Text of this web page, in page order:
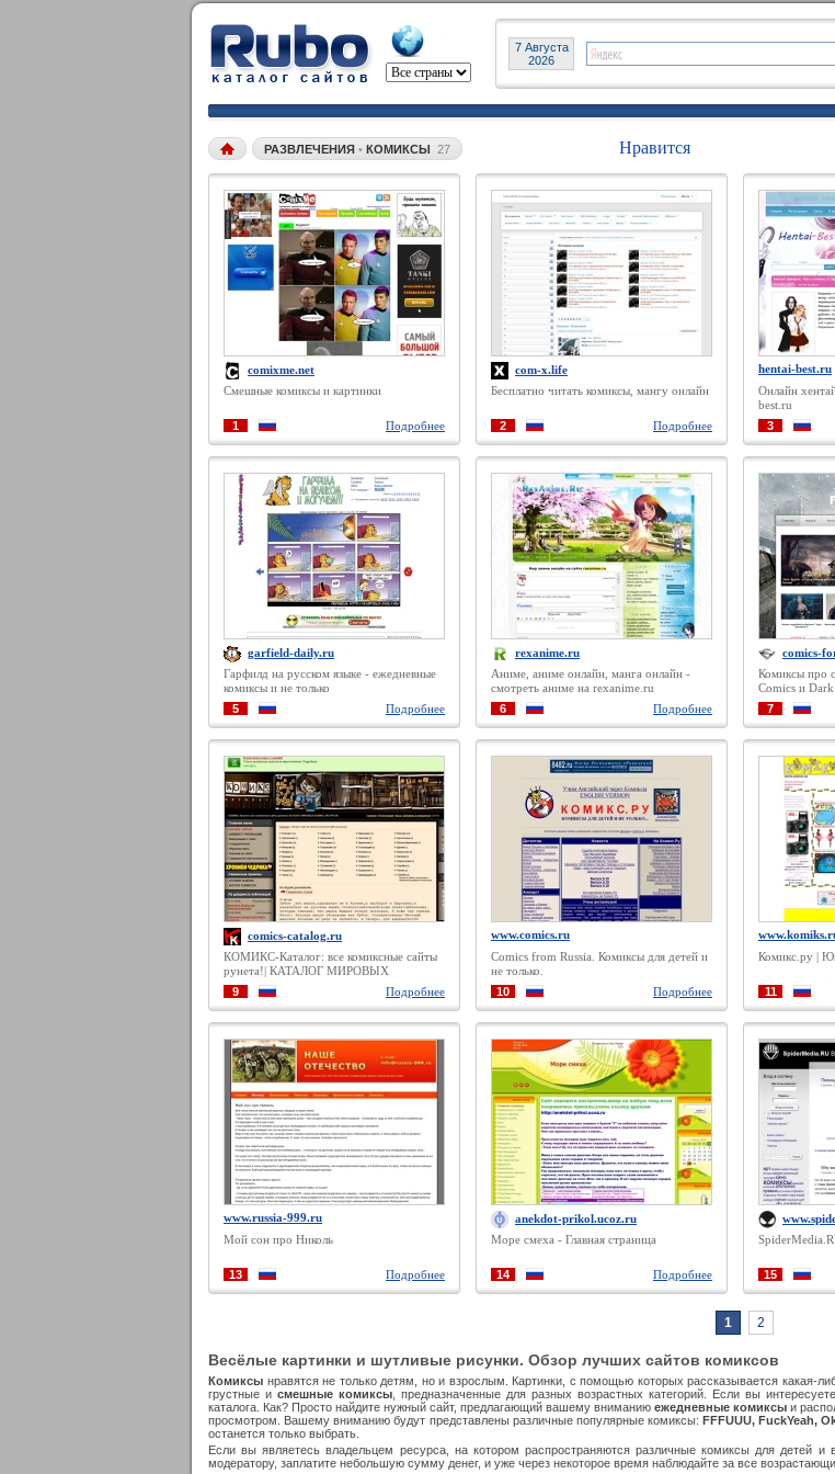
7 Августа
2026
РАЗВЛЕЧЕНИЯ • КОМИКСЫ 27 Нравится
comixme.net
Смешные комиксы и картинки
1 Подробнее
com-x.life
Бесплатно читать комиксы, мангу онлайн
2 Подробнее
hentai-best.ru
Онлайн
best.ru
3
garfield-daily.ru
Гарфилд на русском языке - ежедневные
комиксы и не только
5
Подробнее
rexanime.ru
Аниме, аниме онлайн, манга онлайн -
смотреть аниме на rexanime.ru
6
Подробнее
comics-
Комиксы про
Comics и
7
comics-catalog.ru
КОМИКС-Каталог: все комиксные сайты
рунета!| КАТАЛОГ МИРОВЫХ
КОМИКС-РЕСУРСОВ
9 Подробнее
www.comics.ru
Comics from Russia. Комиксы для детей и
не только.
10
Подробнее
Комикс.ру |
11
www.russia-999.ru
Мой сон про Николь
13 Подробнее
anekdot-prikol.ucoz.ru
Море смеха - Главная страница
14 Подробнее 15
1 2
Весёлые картинки и шутливые рисунки. Обзор лучших сайтов комиксов
Комиксы нравятся не только детям, но и взрослым. Картинки, с помощью которых рассказывается какая-
грустные и смешные комиксы , предназначенные для разных возрастных категорий. Если вы
каталога. Как? Просто найдите нужный сайт, предлагающий вашему вниманию ежедневные комиксы и
просмотром. Вашему вниманию будут представлены различные популярные комиксы:FFFUUU, FuckYeah,
останется только выбрать.
Если вы являетесь владельцем ресурса, на котором распространяются различные комиксы для детей и
модератору, заплатите небольшую сумму денег, и уже через некоторое время наблюдайте за все